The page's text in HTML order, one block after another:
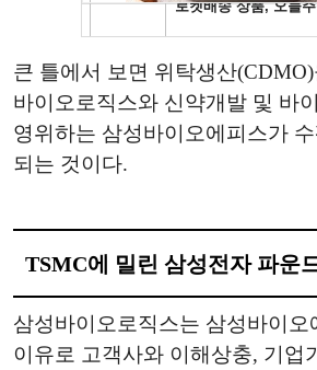
큰 틀에서 보면 위탁생산
바이오로직스와 신약개발 및 바
영위하는 삼성바이오에피스가
되는 것이다.
TSMC에 밀린 삼성전자 파운
삼성바이오로직스는 삼성바이오
이유로 고객사와 이해상충, 기업